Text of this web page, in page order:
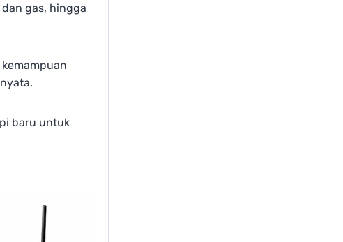
gas, hingga
baru untuk